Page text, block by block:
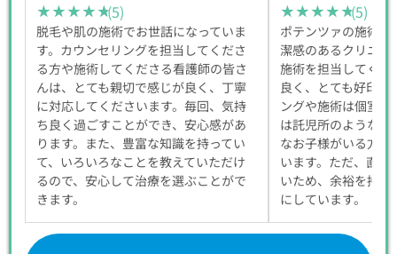
★★★★★
★★★★★(5)
脱毛や肌の施術でお世話になっていま
す。カウンセリングを担当してくださ
る方や施術してくださる看護師の皆さ
んは、とても親切で感じが良く、丁寧
に対応してくださいます。毎回、気持
ち良く過ごすことができ、安心感があ
ります。また、豊富な知識を持ってい
て、いろいろなことを教えていただけ
るので、安心して治療を選ぶことがで
きます。
★★★★★
★★★★★(5)
ポテンツァの施術を
潔感のあるクリニッ
施術を担当してくだ
良く、とても好印象
ングや施術は個室
は託児所のようなス
なお子様がいる方
います。ただ、直前
いため、余裕を持っ
にしています。